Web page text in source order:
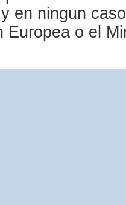
en ningun
Europea o el